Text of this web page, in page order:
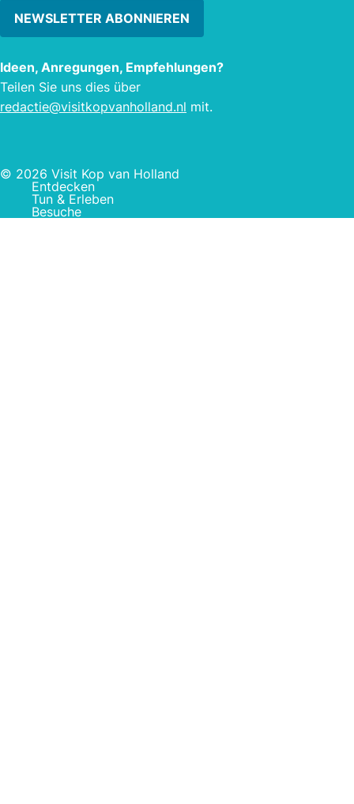
NEWSLETTER ABONNIEREN
Ideen, Anregungen, Empfehlungen?
Teilen Sie uns dies über
redactie@visitkopvanholland.nl mit.
© 2026 Visit Kop van Holland
Entdecken
Tun & Erleben
Besuche